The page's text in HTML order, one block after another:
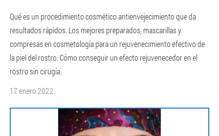
Qué es un procedimiento cosmético antienvejecimiento que da
resultados rápidos. Los mejores preparados, mascarillas y
compresas en cosmetología para un rejuvenecimiento efectivo de
la piel del rostro. Cómo conseguir un efecto rejuvenecedor en el
rostro sin cirugía.
17 enero 2022